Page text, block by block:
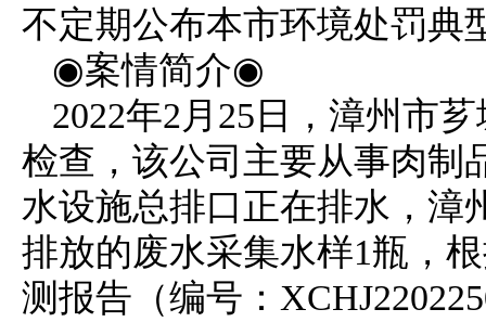
不定期公布本市环境处罚典
◉案情简介◉
2022年2月25日，漳州市
检查，该公司主要从事肉制
水设施总排口正在排水，漳
排放的废水采集水样1瓶，
测报告（编号：